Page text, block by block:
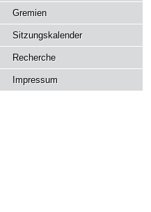
Gremien
Sitzungskalender
Recherche
Impressum